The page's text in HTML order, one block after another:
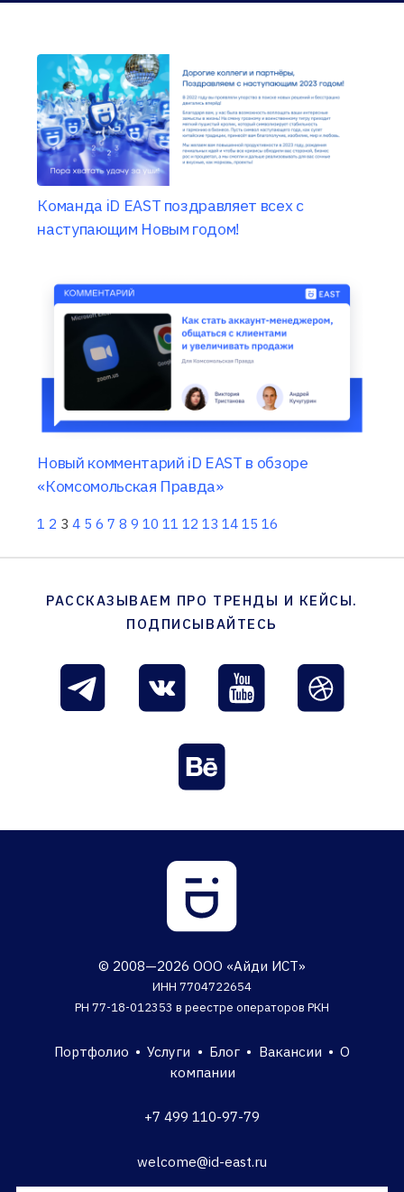
Команда iD EAST поздравляет всех с
наступающим Новым годом!
Новый комментарий iD EAST в обзоре
«Комсомольская Правда»
1 2 3 4 5 6 7 8 9 10 11 12 13 14 15 16
РАССКАЗЫВАЕМ ПРО ТРЕНДЫ И КЕЙСЫ.
ПОДПИСЫВАЙТЕСЬ
© 2008—2026 ООО «Айди ИСТ»
ИНН 7704722654
РН 77-18-012353 в реестре операторов РКН
Портфолио • Услуги • Блог • Вакансии • О
компании
+7 499 110-97-79
welcome@id-east.ru